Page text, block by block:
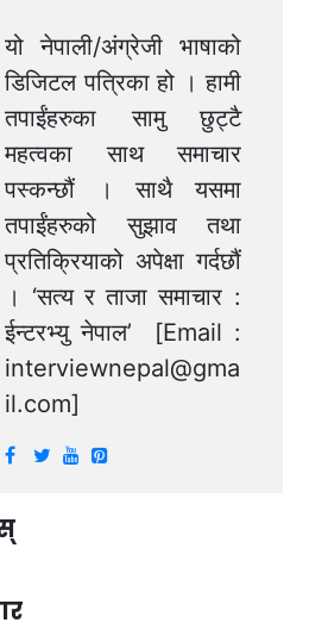
यो नेपाली/अंग्रेजी भाषाको
डिजिटल पत्रिका हो । हामी
तपाईंहरुका सामु छुट्टै
महत्वका साथ समाचार
पस्कन्छौं । साथै यसमा
तपाईंहरुको सुझाव तथा
प्रतिक्रियाको अपेक्षा गर्दछौं
। ‘सत्य र ताजा समाचार :
ईन्टरभ्यु नेपाल’ [Email :
interviewnepal@gma
il.com]